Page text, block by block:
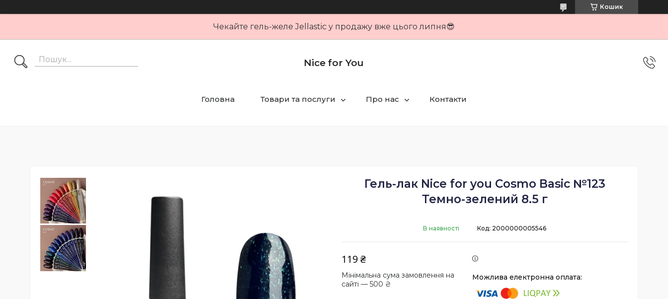
Кошик
Чекайте гель-желе Jellastic у продажу вже цього липня😎
Nice for You
Головна Товари та послуги Про нас Контакти
Гель-лак Nice for you Cosmo Basic №123
Темно-зелений 8.5 г
В наявності Код: 2000000005546
119 ₴
Мінімальна сума замовлення на
сайті — 500 ₴